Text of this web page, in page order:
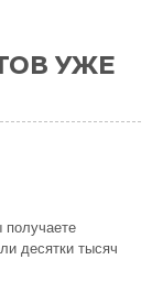
УЖЕ
получаете
десятки тысяч